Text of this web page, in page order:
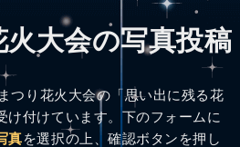
大会の写真投稿
つり花火大会の「思い出に残る花
け付けています。下のフォームに
真を選択の上、確認ボタンを押し